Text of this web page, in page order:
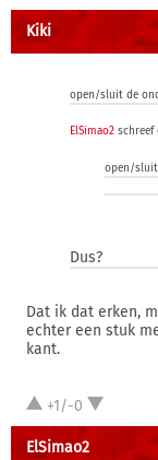
Kiki
open/sluit de
ElSimao2 schreef
open/sluit
Dus?
Dat ik dat erken,
echter een stuk
kant.
+1/-0
ElSimao2